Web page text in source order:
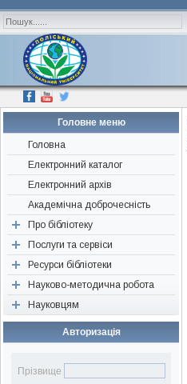
Головне меню
Головна
Електронний каталог
Електронний архів
Академічна доброчесність
Про бібліотеку
Наші друзі, партнери,
спонсори
Історична довідка
Структура
Нормативні документи
Послуги та сервіси
Перевірка «на плагіат»
Консультація
Визначення індексів
Підбір літератури
Редагування джерел
Віртуальна довідка
Ресурси бібліотеки
Періодичні видання
Ресурси відкритого доступу
Нові надходження
Бібліографічні видання
Віртуальна виставка
Науково-методична робота
Об’єднання бібліотек
Конференції, семінари,
тренінги
Бібліотечному фахівцю
Науковцям
Авторам наукових публікацій
Поради для написання
наукових робіт
Бібліометрика української
Авторизація
Прізвище